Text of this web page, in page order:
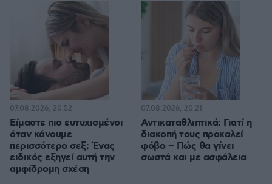
Είμαστε πιο ευτυχισμένοι
όταν κάνουμε
περισσότερο σεξ; Ένας
ειδικός εξηγεί αυτή την
αμφίδρομη σχέση
07.08.2026, 20:52
Αντικαταθλιπτικά: Γιατί η
διακοπή τους προκαλεί
φόβο – Πώς θα γίνει
σωστά και με ασφάλεια
07.08.2026, 20:21